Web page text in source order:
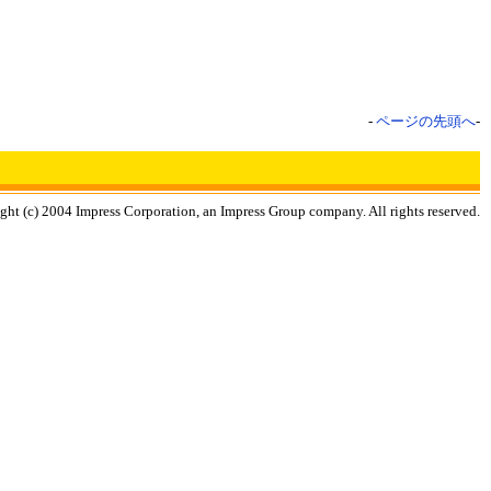
- ページの先頭へ-
(c) 2004 Impress Corporation, an Impress Group company. All rights reserved.